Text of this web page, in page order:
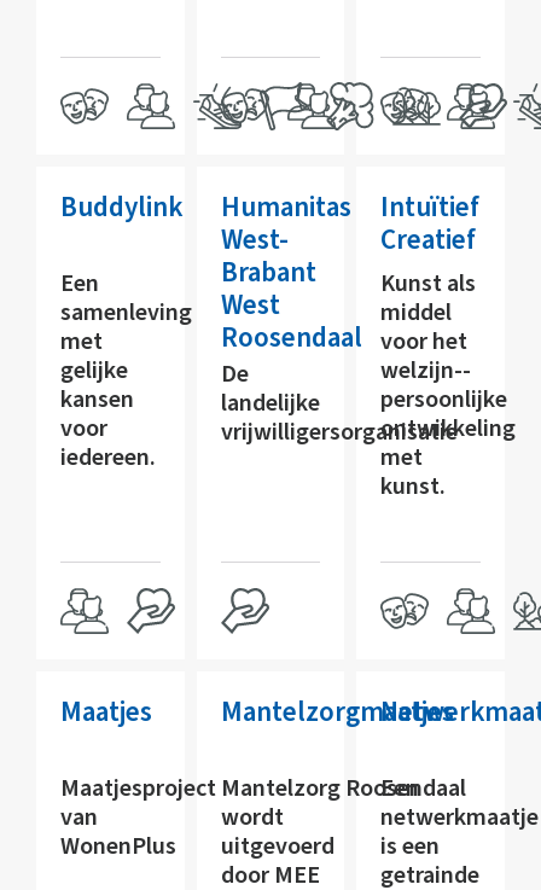
Buddylink
Een
samenleving
met
gelijke
kansen
voor
iedereen.
Humanitas
West-
Brabant
West
Roosendaal
De
landelijke
vrijwilligersorganisatie
Intuïtief
Creatief
Kunst als
middel
voor het
welzijn--
persoonlijke
ontwikkeling
met
kunst.
Maatjes
Maatjesproject
van
WonenPlus
Mantelzorgmaatjes
Mantelzorg Roosendaal
wordt
uitgevoerd
door MEE
Een
netwerkmaatje
is een
getrainde